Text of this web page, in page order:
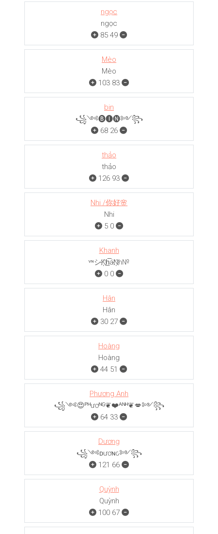
ngọc
ngọc
85 49
Mèo
Mèo
103 83
bin
꧁༺🅑🅘🅝༻꧂
68 26
thảo
thảo
126 93
Nhi /你好🌸
Nhi
5 0
Khanh
ᵛᶰシK҉h̲̅áN҉h№
0 0
Hân
Hân
30 27
Hoàng
Hoàng
44 51
Phương Anh
꧁༺😍ᴾᴴươᴺᴳ❦❤️ᴬᴺᴴ❦💋༻꧂
64 33
Dương
꧁༺ᴅươɴԍ༻꧂
121 66
Quỳnh
Quỳnh
100 67